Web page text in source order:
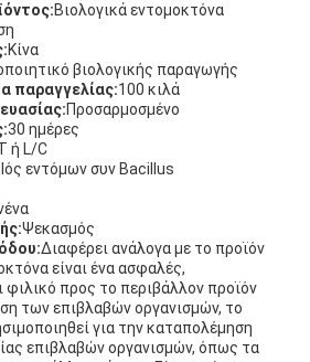
Βιολογικά εντομοκτόνα
Κίνα
βιολογικής παραγωγής
παραγγελίας:100 κιλά
Προσαρμοσμένο
30 ημέρες
ή L/C
Ιός εντόμων συν Bacillus
Ψεκασμός
Διαφέρει ανάλογα με το προϊόν
είναι ένα ασφαλές,
φιλικό προς το περιβάλλον προϊόν
των επιβλαβών οργανισμών, το
για την καταπολέμηση
επιβλαβών οργανισμών, όπως τα